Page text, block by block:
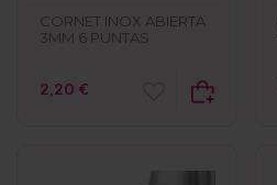
CORNET INOX ABIERTA
3MM 6 PUNTAS
2,20 €